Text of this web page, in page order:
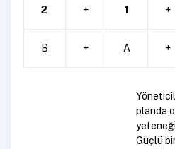
2 + 1 +
B + A +
planda
Güçlü